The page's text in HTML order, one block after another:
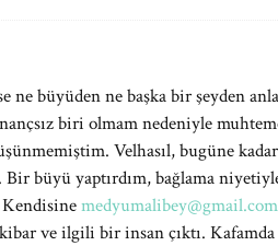
ne büyüden ne başka bir şeyden
biri olmam nedeniyle
Velhasıl, bugüne
büyü yaptırdım, bağlama
medyumalibey@gmail.com
ve ilgili bir insan çıktı.